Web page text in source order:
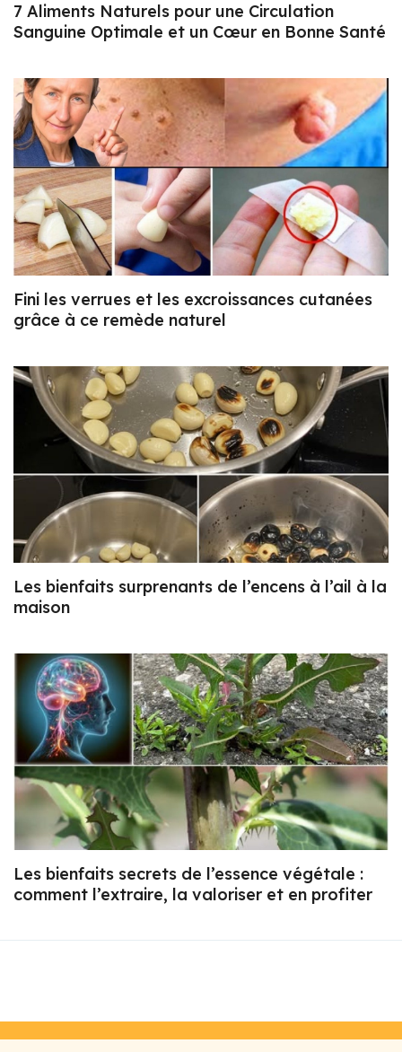
7 Aliments Naturels pour une Circulation
Sanguine Optimale et un Cœur en Bonne Santé
Fini les verrues et les excroissances cutanées
grâce à ce remède naturel
Les bienfaits surprenants de l’encens à l’ail à la
maison
Les bienfaits secrets de l’essence végétale :
comment l’extraire, la valoriser et en profiter